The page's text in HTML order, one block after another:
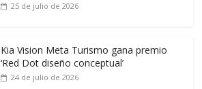
25 de julio de 2026
Kia Vision Meta Turismo gana premio
‘Red Dot diseño conceptual’
24 de julio de 2026